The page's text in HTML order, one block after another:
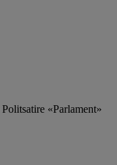
«Parlament»